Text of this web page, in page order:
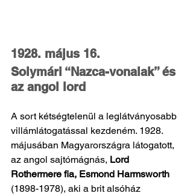
1928. május 16.
Solymári “Nazca-vonalak” és
az angol lord
A sort kétségtelenül a leglátványosabb
villámlátogatással kezdeném. 1928.
májusában Magyarországra látogatott,
az angol sajtómágnás, Lord
Rothermere fia, Esmond Harmsworth
(1898-1978), aki a brit alsóház